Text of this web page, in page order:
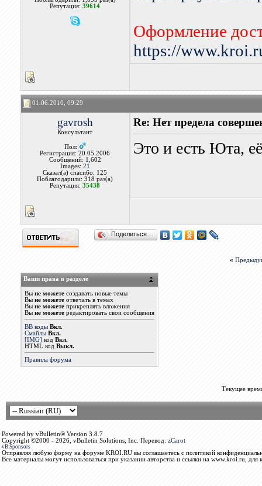
Репутация:39614
Оформление
https://
01.06.2010, 09:29
gavrosh
Консультант
Пол:
Регистрация: 20.05.2006
Сообщений: 1,602
Images: 21
Сказал(а) спасибо: 125
Поблагодарили: 318 раз(а)
Репутация:35438
Re: Нет предела
Это и есть Юта,
Поделиться…
«
Ваши права в разделе
Вы не можетесоздавать новые темы
Вы не можетеотвечать в темах
Вы не можетеприкреплять вложения
Вы не можетередактировать свои сообщения
BB коды Вкл.
Смайлы Вкл.
[IMG] код Вкл.
HTML код Выкл.
Правила форума
Текущее
Powered by vBulletin® Version 3.8.7
Copyright ©2000 - 2026, vBulletin Solutions, Inc. Перевод: zCarot
vB.Sponsors
Отправляя любую форму на форуме KROI.RU вы соглашаетесь с политикой
Все материалы могут использоваться при указании авторства и ссылки на www.kroi.ru, для